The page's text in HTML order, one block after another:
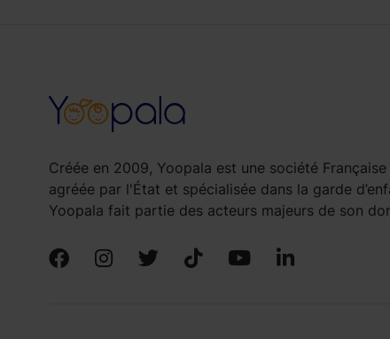
Créée en 2009, Yoopala est une société
agréée par l'État et spécialisée dans la garde
Yoopala fait partie des acteurs majeurs de son